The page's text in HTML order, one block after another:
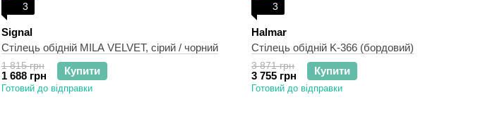
3
Signal
Стілець обідній MILA VELVET, сірий / чорний
1 815 грн
1 688 грн Купити
Готовий до відправки
3
Halmar
Стілець обідній K-366 (бордовий)
3 871 грн
3 755 грн Купити
Готовий до відправки